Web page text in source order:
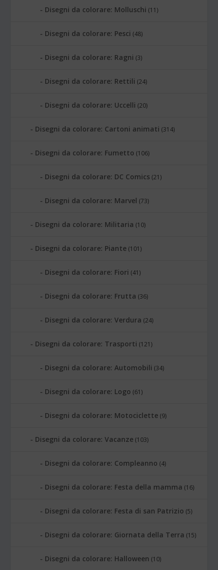
Disegni da colorare: Molluschi (11)
Disegni da colorare: Pesci (48)
Disegni da colorare: Ragni (3)
Disegni da colorare: Rettili (24)
Disegni da colorare: Uccelli (20)
Disegni da colorare: Cartoni animati (314)
Disegni da colorare: Fumetto (106)
Disegni da colorare: DC Comics (21)
Disegni da colorare: Marvel (73)
Disegni da colorare: Militaria (10)
Disegni da colorare: Piante (101)
Disegni da colorare: Fiori (41)
Disegni da colorare: Frutta (36)
Disegni da colorare: Verdura (24)
Disegni da colorare: Trasporti (121)
Disegni da colorare: Automobili (34)
Disegni da colorare: Logo (61)
Disegni da colorare: Motociclette (9)
Disegni da colorare: Vacanze (103)
Disegni da colorare: Compleanno (4)
Disegni da colorare: Festa della mamma (16)
Disegni da colorare: Festa di san Patrizio (5)
Disegni da colorare: Giornata della Terra (15)
Disegni da colorare: Halloween (10)